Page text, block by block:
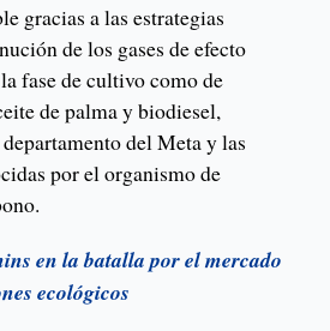
gracias a las estrategias
de los gases de efecto
fase de cultivo como de
de palma y biodiesel,
del Meta y las
por el organismo de
en la batalla por el mercado
ecológicos